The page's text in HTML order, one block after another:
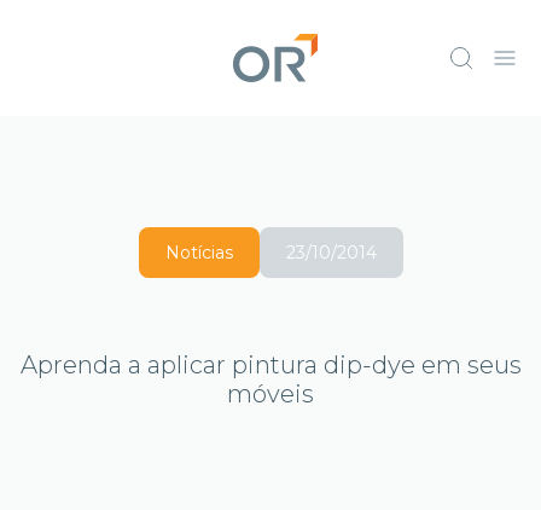
Notícias 23/10/2014
Aprenda a aplicar pintura dip-dye em seus
móveis